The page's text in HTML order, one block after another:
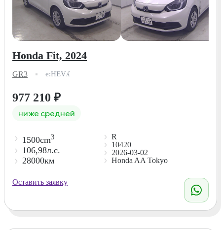
Honda Fit, 2024
GR3 e:HEVʎ
977 210 ₽
ниже средней
1500cm3
106,98л.с.
28000км
R
10420
2026-03-02
Honda AA Tokyo
Оставить заявку